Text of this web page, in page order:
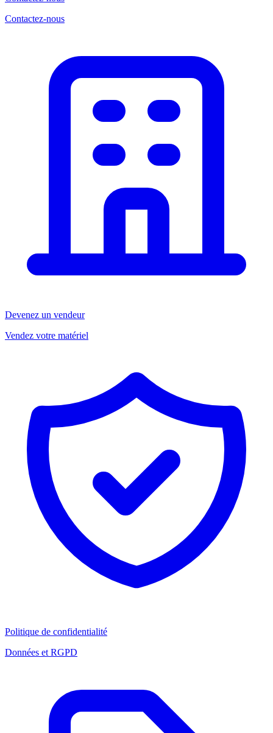
Contactez-nous
Devenez un vendeur
Vendez votre matériel
Politique de confidentialité
Données et RGPD